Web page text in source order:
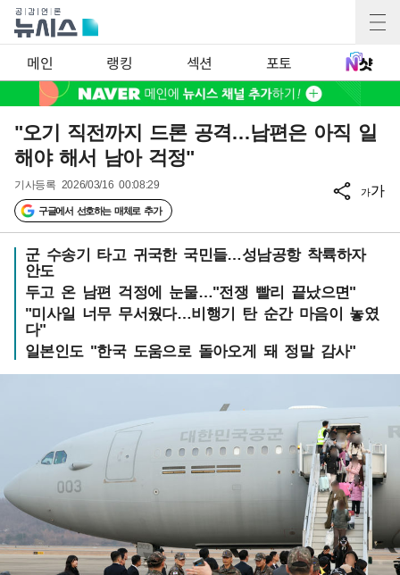
메인 랭킹 섹션 포토
"오기 직전까지 드론 공격…남편은 아직 일
해야 해서 남아 걱정"
기사등록 2026/03/16 00:08:29
구글에서 선호하는 매체로 추가
가가
군 수송기 타고 귀국한 국민들…성남공항 착륙하자
안도
두고 온 남편 걱정에 눈물…"전쟁 빨리 끝났으면"
"미사일 너무 무서웠다…비행기 탄 순간 마음이 놓였
다"
일본인도 "한국 도움으로 돌아오게 돼 정말 감사"